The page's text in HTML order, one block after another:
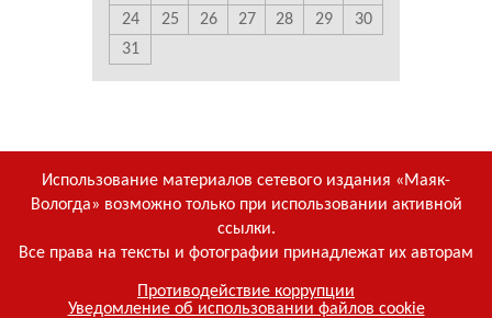
24
25 26 27 28 29
30
31
Использование материалов сетевого издания «Маяк-
Вологда» возможно только при использовании активной
ссылки.
Все права на тексты и фотографии принадлежат их авторам
Противодействие коррупции
Уведомление об использовании файлов cookie